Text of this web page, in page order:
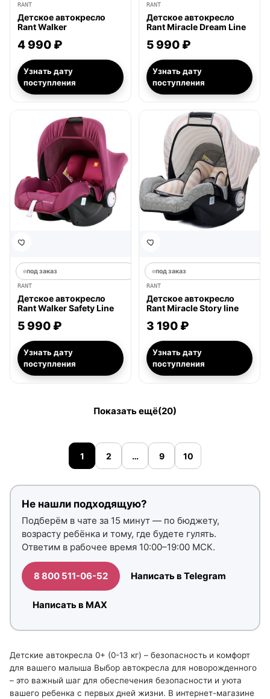
RANT
Детское автокресло
Rant Walker
4 990 ₽
Узнать дату
поступления
RANT
Детское автокресло
Rant Miracle Dream Line
5 990 ₽
Узнать дату
поступления
под заказ
RANT
Детское автокресло
Rant Walker Safety Line
5 990 ₽
Узнать дату
поступления
под заказ
RANT
Детское автокресло
Rant Miracle Story line
3 190 ₽
Узнать дату
поступления
Показать ещё(20)
1 2 … 9 10
Не нашли подходящую?
Подберём в чате за 15 минут — по бюджету,
возрасту ребёнка и тому, где будете гулять.
Ответим в рабочее время 10:00–19:00 МСК.
8 800 511-06-52 Написать в Telegram
Написать в MAX
Детские автокресла 0+ (0-13 кг) – безопасность и комфорт
для вашего малыша Выбор автокресла для новорожденного
– это важный шаг для обеспечения безопасности и уюта
вашего ребенка с первых дней жизни. В интернет-магазине